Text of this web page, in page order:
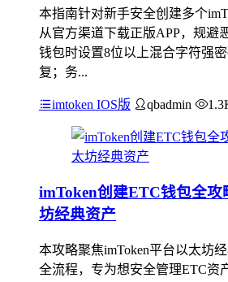
本指南针对新手安全创建多个
从官方渠道下载正版APP，规避
钱包时设置8位以上混合字符强
复；务...
imtoken IOS版 qbadmin
imToken创建ETC钱包全攻
坊经典资产
本攻略聚焦imToken平台以太坊
全流程，专为想安全管理ETC资